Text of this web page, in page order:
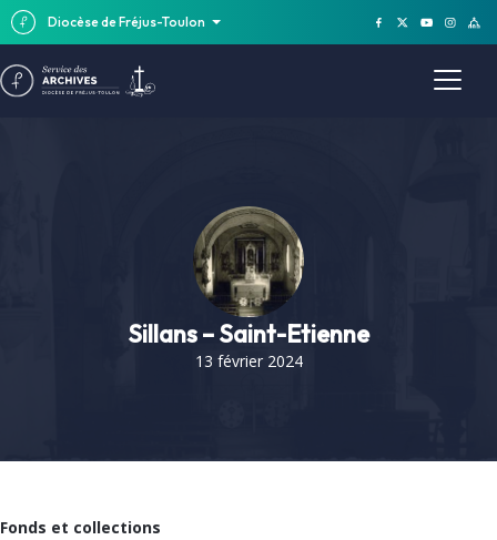
Diocèse de Fréjus-Toulon
Sillans – Saint-Etienne
13 février 2024
Fonds et collections